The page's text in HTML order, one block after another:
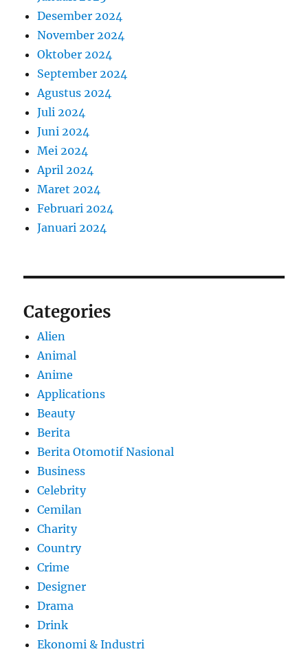
Desember 2024
November 2024
Oktober 2024
September 2024
Agustus 2024
Juli 2024
Juni 2024
Mei 2024
April 2024
Maret 2024
Februari 2024
Januari 2024
Categories
Alien
Animal
Anime
Applications
Beauty
Berita
Berita Otomotif Nasional
Business
Celebrity
Cemilan
Charity
Country
Crime
Designer
Drama
Drink
Ekonomi & Industri